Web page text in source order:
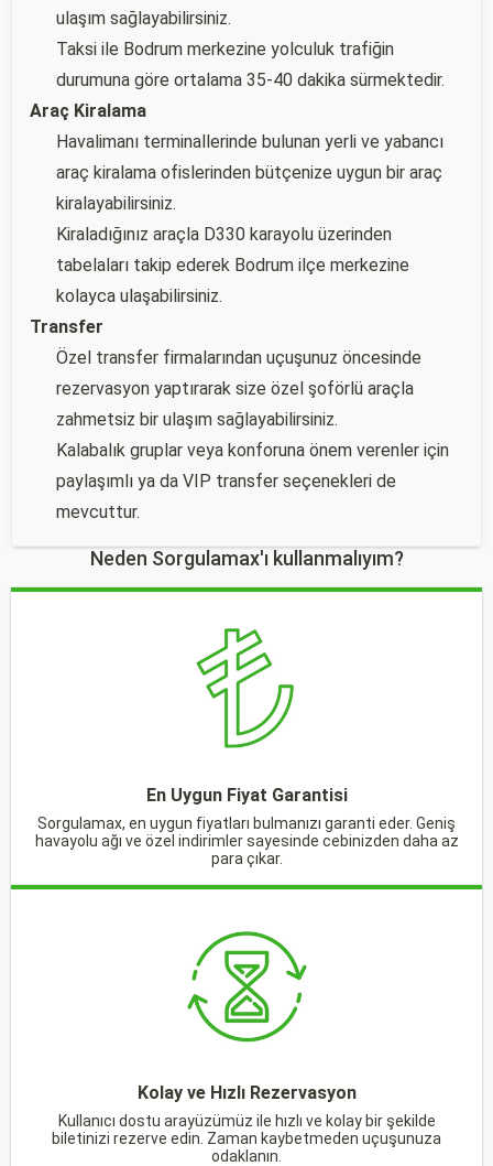
ulaşım sağlayabilirsiniz.
Taksi ile Bodrum merkezine yolculuk trafiğin
durumuna göre ortalama 35-40 dakika sürmektedir.
Araç Kiralama
Havalimanı terminallerinde bulunan yerli ve yabancı
araç kiralama ofislerinden bütçenize uygun bir araç
kiralayabilirsiniz.
Kiraladığınız araçla D330 karayolu üzerinden
tabelaları takip ederek Bodrum ilçe merkezine
kolayca ulaşabilirsiniz.
Transfer
Özel transfer firmalarından uçuşunuz öncesinde
rezervasyon yaptırarak size özel şoförlü araçla
zahmetsiz bir ulaşım sağlayabilirsiniz.
Kalabalık gruplar veya konforuna önem verenler için
paylaşımlı ya da VIP transfer seçenekleri de
mevcuttur.
Neden Sorgulamax'ı kullanmalıyım?
En Uygun Fiyat Garantisi
Sorgulamax, en uygun fiyatları bulmanızı garanti eder. Geniş
havayolu ağı ve özel indirimler sayesinde cebinizden daha az
para çıkar.
Kolay ve Hızlı Rezervasyon
Kullanıcı dostu arayüzümüz ile hızlı ve kolay bir şekilde
biletinizi rezerve edin. Zaman kaybetmeden uçuşunuza
odaklanın.